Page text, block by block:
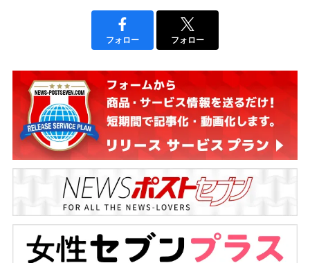
フォロー フォロー